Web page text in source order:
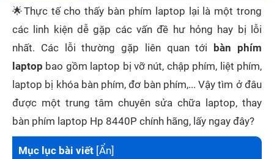
🌟Thực tế cho thấy bàn phím laptop lại là một trong
các linh kiện dễ gặp các vấn đề hư hỏng hay bị lỗi
nhất. Các lỗi thường gặp liên quan tới
bàn phím
laptop bao gồm laptop bị vỡ nút, chập phím, liệt phím,
laptop bị khóa bàn phím, đơ bàn phím,... Vậy tìm ở đâu
được một trung tâm chuyên sửa chữa laptop, thay
bàn phím laptop Hp 8440P chính hãng, lấy ngay đây?
Mục lục bài viết [Ẩn]